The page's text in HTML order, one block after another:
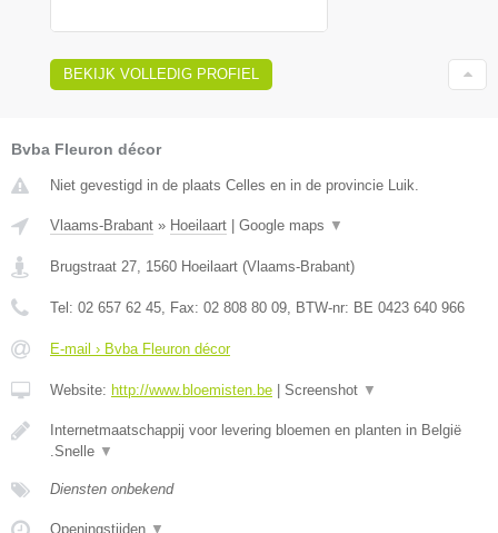
BEKIJK VOLLEDIG PROFIEL
Bvba Fleuron décor
Niet gevestigd in de plaats Celles en in de provincie Luik.
Vlaams-Brabant » Hoeilaart Google maps ▼
Brugstraat 27, 1560 Hoeilaart (Vlaams-Brabant)
Tel: 02 657 62 45, Fax: 02 808 80 09, BTW-nr: BE 0423 640 966
E-mail › Bvba Fleuron décor
Website: http://www.bloemisten.be Screenshot ▼
Internetmaatschappij voor levering bloemen en planten in België
.Snelle ▼
Diensten onbekend
Openingstijden ▼